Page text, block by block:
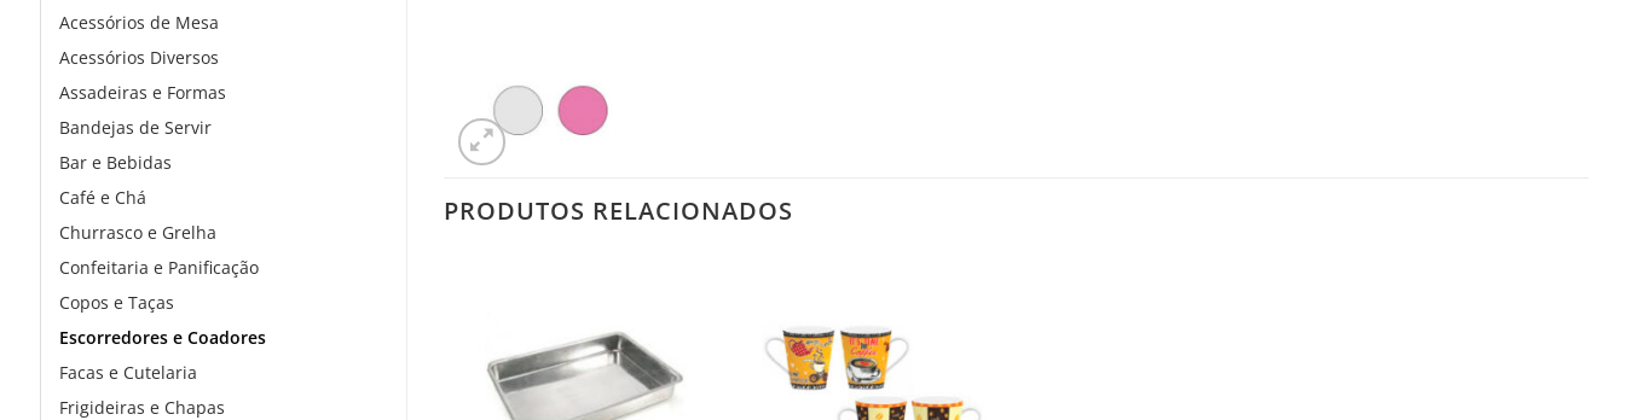
Acessórios de Mesa
Acessórios Diversos
Assadeiras e Formas
Bandejas de Servir
Bar e Bebidas
Café e Chá
Churrasco e Grelha
Confeitaria e Panificação
Copos e Taças
Escorredores e Coadores
Facas e Cutelaria
Frigideiras e Chapas
PRODUTOS RELACIONADOS
Lista